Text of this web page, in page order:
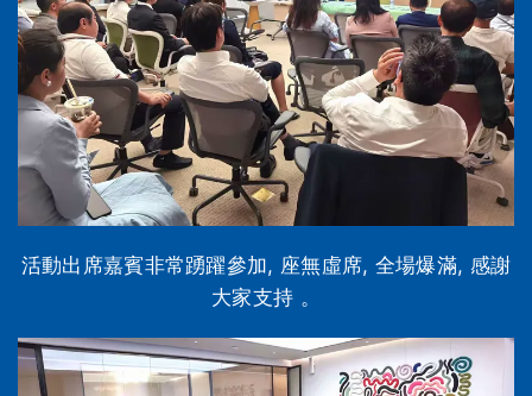
活動出席嘉賓非常踴躍參加, 座無虛席, 全場爆滿, 感謝
大家支持 。